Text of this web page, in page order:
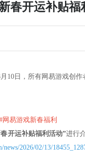
春开运补贴
10日，所有网易游戏创作
易游戏新春福利
开运补贴福利活动”进行
news/2026/02/13/